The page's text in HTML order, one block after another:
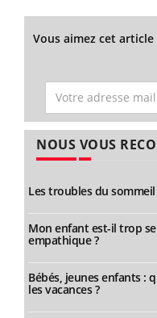
Vous aimez cet
NOUS VOUS
Les troubles du
Mon enfant est-il trop
empathique ?
Bébés, jeunes enfants :
les vacances ?